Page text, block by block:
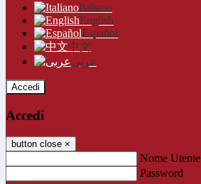
Italiano
English
Español
中文
عربى
Accedi
Accedi
button close ×
Nome Utente
Password